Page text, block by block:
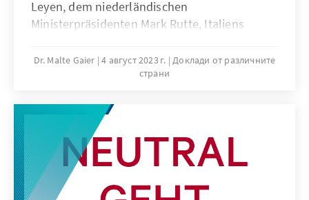
Leyen, dem niederländischen
Ministerpräsidenten Mark Rutte, Italiens
Tunesiens Staatspräsident Kais Saied in Tunis
die Absichtserklärung zwischen der EU und
umfangreiche Partnerschaft“ unterzeichnet.
Dr. Malte Gaier 4 август 2023 г. Доклади от различните
страни